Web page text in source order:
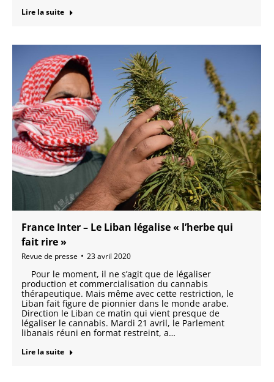
Lire la suite
France Inter – Le Liban légalise « l’herbe qui
fait rire »
Revue de presse 23 avril 2020
Pour le moment, il ne s’agit que de légaliser
production et commercialisation du cannabis
thérapeutique. Mais même avec cette restriction, le
Liban fait figure de pionnier dans le monde arabe.
Direction le Liban ce matin qui vient presque de
légaliser le cannabis. Mardi 21 avril, le Parlement
libanais réuni en format restreint, a…
Lire la suite